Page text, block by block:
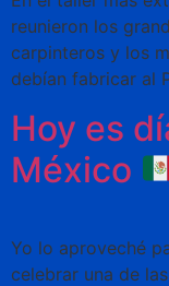
reunieron los
carpinteros y los
debían fabricar al
Hoy es
México
Yo lo aproveché
celebrar una de